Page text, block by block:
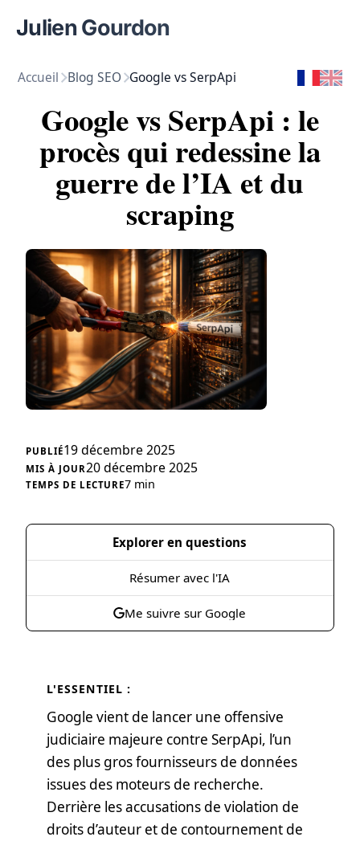
Julien Gourdon
Accueil Blog SEO Google vs SerpApi
Google vs SerpApi : le
procès qui redessine la
guerre de l’IA et du
scraping
19 décembre 2025
20 décembre 2025
7 min
Explorer en questions
Résumer avec l'IA
Me suivre sur Google
L'ESSENTIEL :
Google vient de lancer une offensive
judiciaire majeure contre SerpApi, l’un
des plus gros fournisseurs de données
issues des moteurs de recherche.
Derrière les accusations de violation de
droits d’auteur et de contournement de